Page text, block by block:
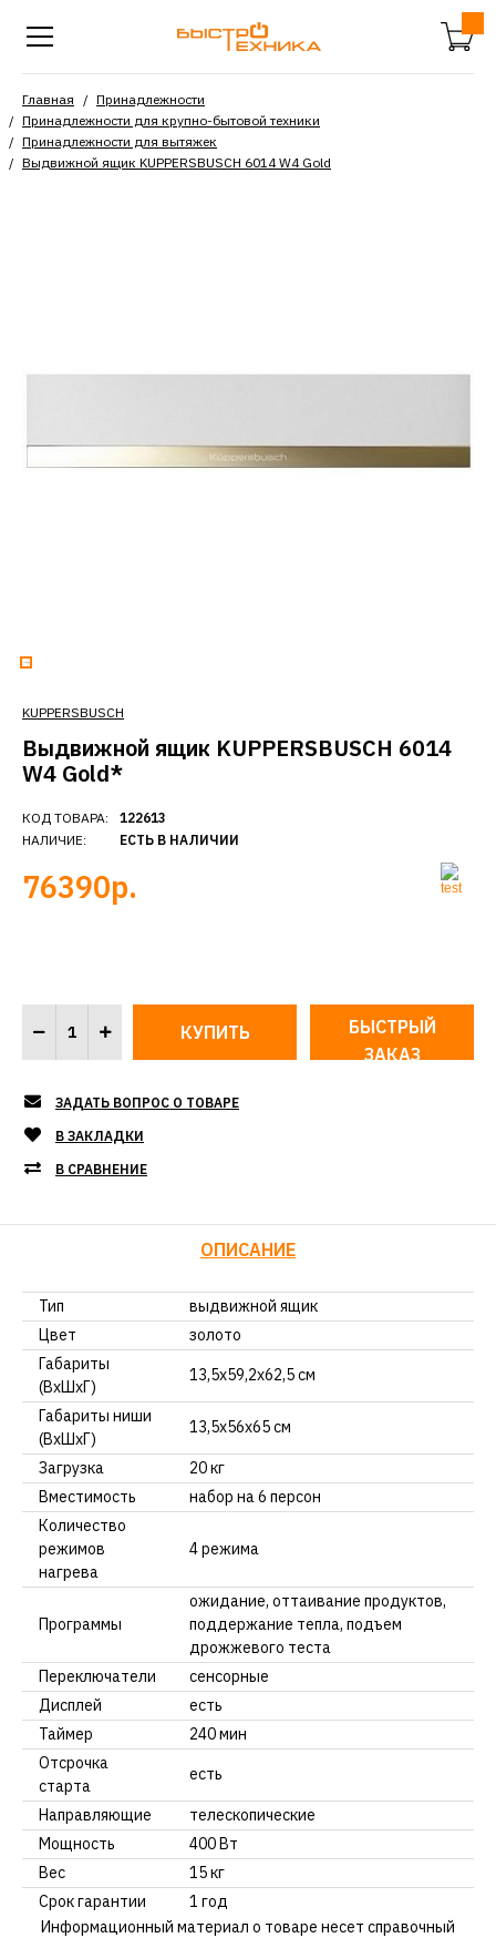
Главная
Принадлежности
Принадлежности для крупно-бытовой техники
Принадлежности для вытяжек
Выдвижной ящик KUPPERSBUSCH 6014 W4 Gold
KUPPERSBUSCH
Выдвижной ящик KUPPERSBUSCH 6014
W4 Gold*
КОД ТОВАРА:
НАЛИЧИЕ:
122613
ЕСТЬ В НАЛИЧИИ
76390р.
БЫСТРЫЙ
ЗАКАЗ
ЗАДАТЬ ВОПРОС О ТОВАРЕ
В ЗАКЛАДКИ
В СРАВНЕНИЕ
ОПИСАНИЕ
Тип
выдвижной ящик
Цвет
золото
Габариты
(ВхШхГ)
13,5х59,2х62,5 см
Габариты ниши
(ВхШхГ)
13,5х56х65 см
Загрузка
20 кг
Вместимость
набор на 6 персон
Количество
режимов
нагрева
4 режима
Программы
ожидание, оттаивание продуктов,
поддержание тепла, подъем
дрожжевого теста
Переключатели
сенсорные
Дисплей
есть
Таймер
240 мин
Отсрочка
старта
есть
Направляющие
телескопические
Мощность
400 Вт
Вес
15 кг
Срок гарантии
1 год
Информационный материал о товаре несет справочный